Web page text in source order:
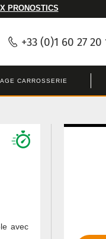
PRONOSTICS
+33 (0)1 60 27 20
CARROSSERIE
avec